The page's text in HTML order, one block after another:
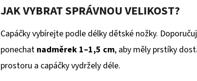
JAK VYBRAT SPRÁVNOU VELIKOST?
Capáčky vybírejte podle délky dětské nožky.
ponechat nadměrek 1–1,5 cm, aby měly prstíky
prostoru a capáčky vydržely déle.